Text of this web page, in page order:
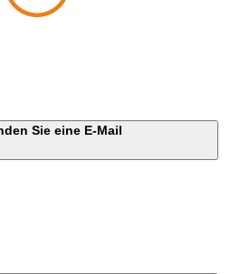
Sie eine E-Mail